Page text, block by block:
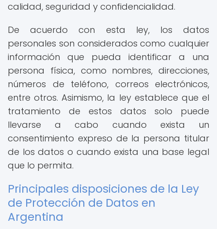
calidad, seguridad y confidencialidad.
De acuerdo con esta ley, los datos
personales son considerados como cualquier
información que pueda identificar a una
persona física, como nombres, direcciones,
números de teléfono, correos electrónicos,
entre otros. Asimismo, la ley establece que el
tratamiento de estos datos solo puede
llevarse a cabo cuando exista un
consentimiento expreso de la persona titular
de los datos o cuando exista una base legal
que lo permita.
Principales disposiciones de la Ley
de Protección de Datos en
Argentina